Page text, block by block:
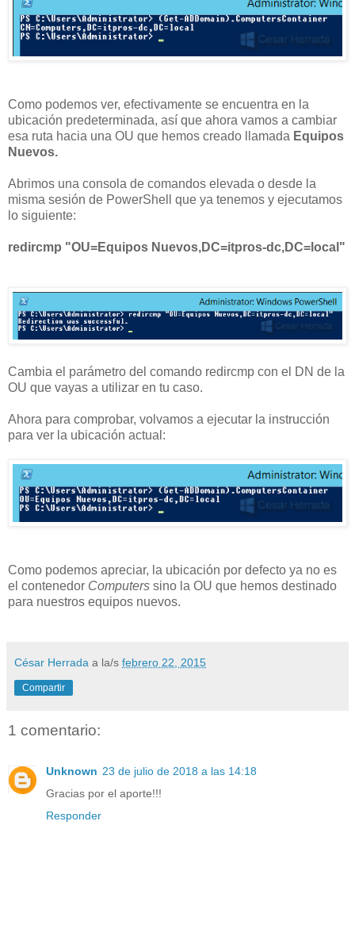
Como podemos ver, efectivamente se encuentra en la
ubicación predeterminada, así que ahora vamos a cambiar
esa ruta hacia una OU que hemos creado llamada Equipos
Nuevos.
Abrimos una consola de comandos elevada o desde la
misma sesión de PowerShell que ya tenemos y ejecutamos
lo siguiente:
redircmp "OU=Equipos Nuevos,DC=itpros-dc,DC=local"
Cambia el parámetro del comando redircmp con el DN de la
OU que vayas a utilizar en tu caso.
Ahora para comprobar, volvamos a ejecutar la instrucción
para ver la ubicación actual:
Como podemos apreciar, la ubicación por defecto ya no es
el contenedor Computers sino la OU que hemos destinado
para nuestros equipos nuevos.
César Herrada a la/s febrero 22, 2015
Compartir
1 comentario:
Unknown 23 de julio de 2018 a las 14:18
Gracias por el aporte!!!
Responder